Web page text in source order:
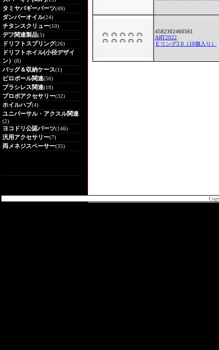
タミヤバギーパーツ(49)
ダンパーオイル(24)
チタンスクリュー(10)
デフ関連製品(5)
ドリフトスプリング(26)
ドリフトホイル(小径デザイ
ン） (8)
バッグ＆収納ケース(1)
ピロボール関連(56)
ブラシレス関連(18)
プロポアクセサリー(32)
ホイルハブ(4)
ユニバーサル・アクスル関連
(2)
ヨコドリ公認パーツ(146)
汎用アクセサリー(7)
両メネジスペーサー(35)
4582302460561
ART2022
Ｅリング3.0（10個入り）